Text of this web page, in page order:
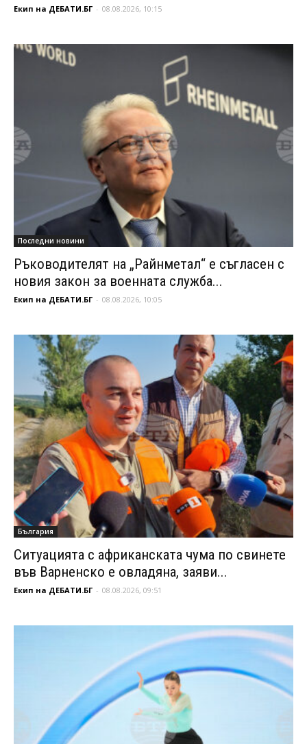
Екип на ДЕБАТИ.БГ - 08.08.2026, 10:15
Последни новини
Ръководителят на „Райнметал“ е съгласен с
новия закон за военната служба...
Екип на ДЕБАТИ.БГ - 08.08.2026, 10:05
България
Ситуацията с африканската чума по свинете
във Варненско е овладяна, заяви...
Екип на ДЕБАТИ.БГ - 08.08.2026, 09:51